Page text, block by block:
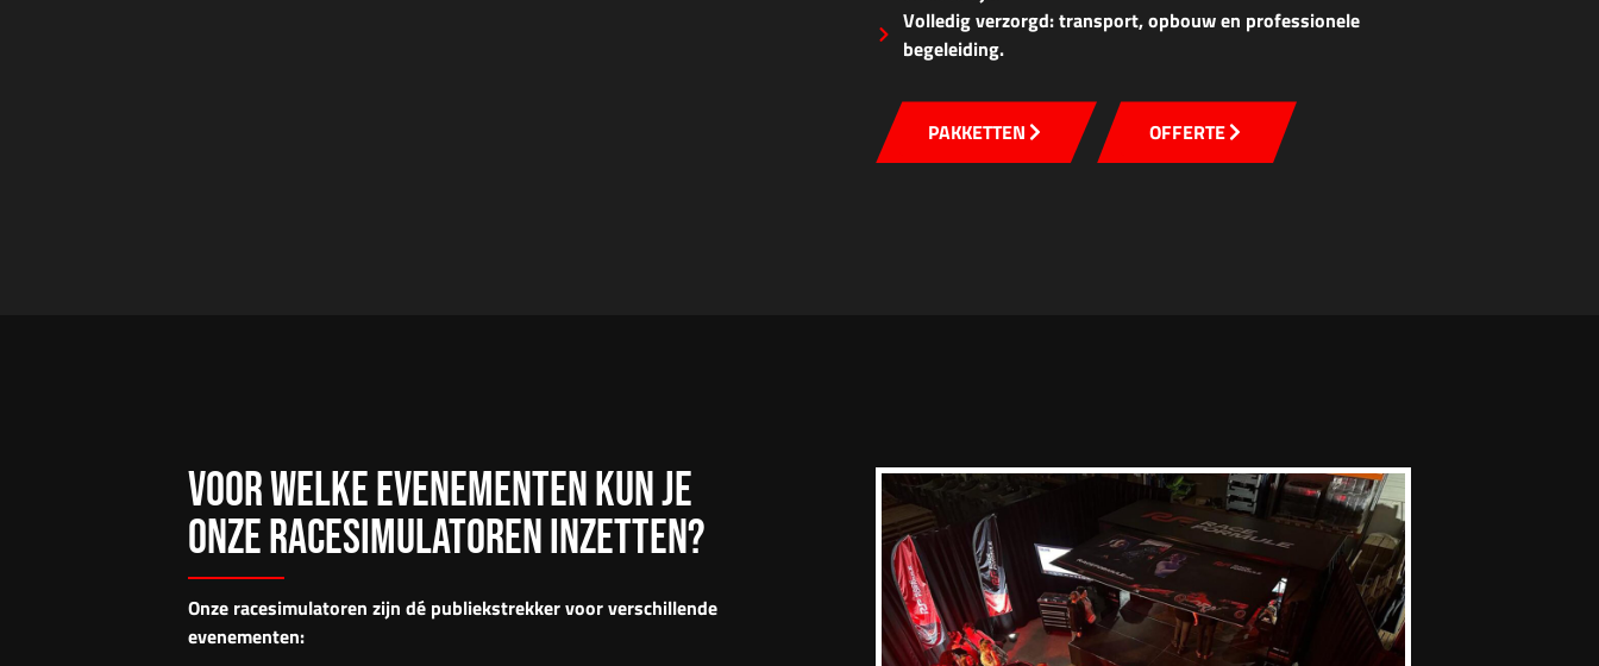
Volledig verzorgd: transport, opbouw en professionele
begeleiding.
PAKKETTEN OFFERTE
VOOR WELKE EVENEMENTEN KUN JE
ONZE RACESIMULATOREN INZETTEN?
Onze racesimulatoren zijn dé publiekstrekkervoor verschillende
evenementen: